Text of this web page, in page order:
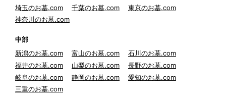
埼玉のお墓.com
千葉のお墓.com
東京のお墓.com
神奈川のお墓.com
中部
新潟のお墓.com
富山のお墓.com
石川のお墓.com
福井のお墓.com
山梨のお墓.com
長野のお墓.com
岐阜のお墓.com
静岡のお墓.com
愛知のお墓.com
三重のお墓.com